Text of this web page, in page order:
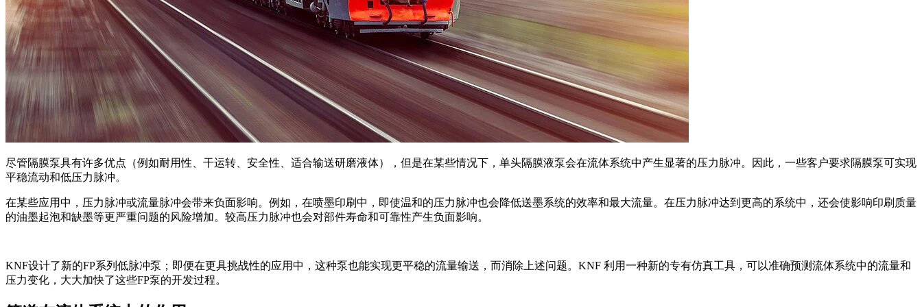
尽管隔膜泵具有许多优点（例如耐用性、干运转、安全性、适合输送研磨液体），但是在某些情况下，单头隔膜液泵会在流体系统中产生显著的压力脉冲。因此，一些客户要求隔膜泵可实现
平稳流动和低压力脉冲。
在某些应用中，压力脉冲或流量脉冲会带来负面影响。例如，在喷墨印刷中，即使温和的压力脉冲也会降低送墨系统的效率和最大流量。在压力脉冲达到更高的系统中，还会使影响印刷质量
的油墨起泡和缺墨等更严重问题的风险增加。较高压力脉冲也会对部件寿命和可靠性产生负面影响。
KNF设计了新的FP系列低脉冲泵；即便在更具挑战性的应用中，这种泵也能实现更平稳的流量输送，而消除上述问题。KNF 利用一种新的专有仿真工具，可以准确预测流体系统中的流量和
压力变化，大大加快了这些FP泵的开发过程。